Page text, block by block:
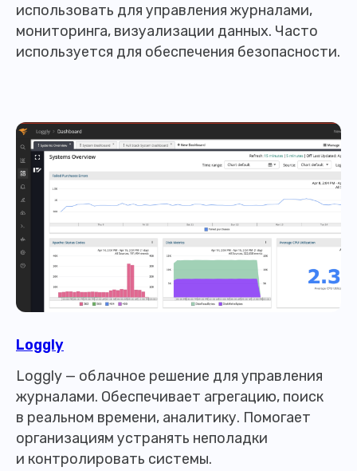
использовать для управления журналами,
мониторинга, визуализации данных. Часто
используется для обеспечения безопасности.
Loggly
Loggly — облачное решение для управления
журналами. Обеспечивает агрегацию, поиск
в реальном времени, аналитику. Помогает
организациям устранять неполадки
и контролировать системы.